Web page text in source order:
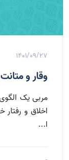
1401/09/27
وقار و
مربی یک
اخلاق و رفتار
ا...